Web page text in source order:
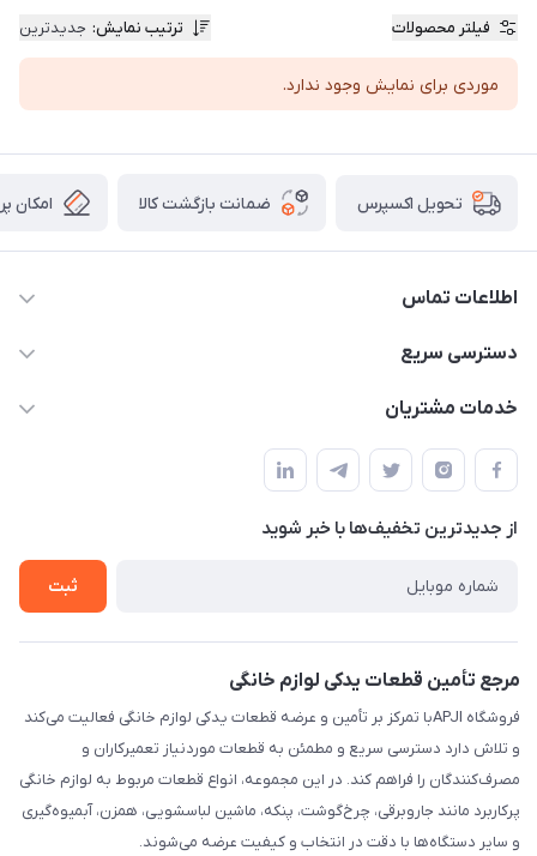
فیلتر محصولات ترتیب نمایش: جدیدترین
موردی برای نمایش وجود ندارد.
تحویل اکسپرس ضمانت بازگشت کالا امکان
اطلاعات تماس
09106753413
دسترسی سریع
حساب کاربری
لیست محصولات
درباره ما
خدمات مشتریان
قوانین و مقررات
حریم خصوصی
راهنما
از جدید‌ترین تخفیف‌ها با‌ خبر شوید
ثبت
مرجع تأمین قطعات یدکی لوازم خانگی
فروشگاه APJIبا تمرکز بر تأمین و عرضه قطعات یدکی لوازم خانگی فعالیت می‌کند
و تلاش دارد دسترسی سریع و مطمئن به قطعات موردنیاز تعمیرکاران و
مصرف‌کنندگان را فراهم کند. در این مجموعه، انواع قطعات مربوط به لوازم خانگی
پرکاربرد مانند جاروبرقی، چرخ‌گوشت، پنکه، ماشین لباسشویی، همزن، آبمیوه‌گیری
و سایر دستگاه‌ها با دقت در انتخاب و کیفیت عرضه می‌شوند.